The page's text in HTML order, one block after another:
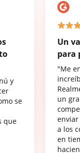
y
se
que
Un
para
"Me
un
a los
en